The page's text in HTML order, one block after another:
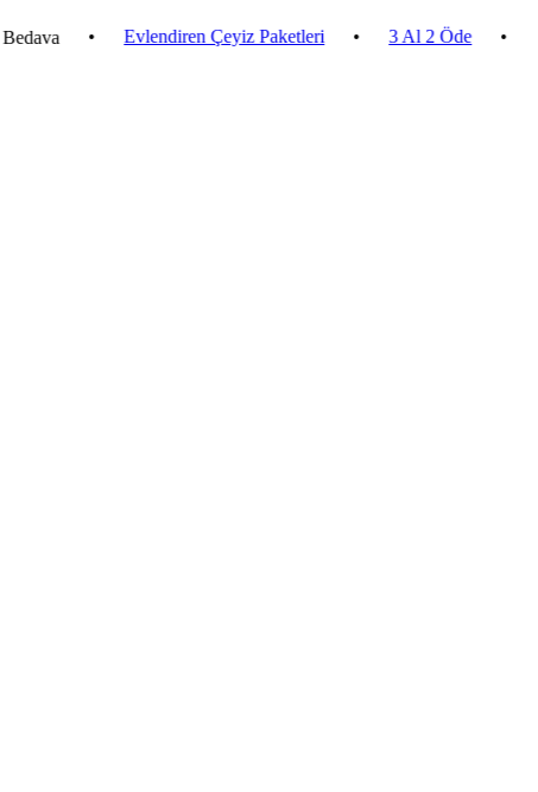
• Evlendiren Çeyiz Paketleri • 3 Al 2 Öde •
2.500